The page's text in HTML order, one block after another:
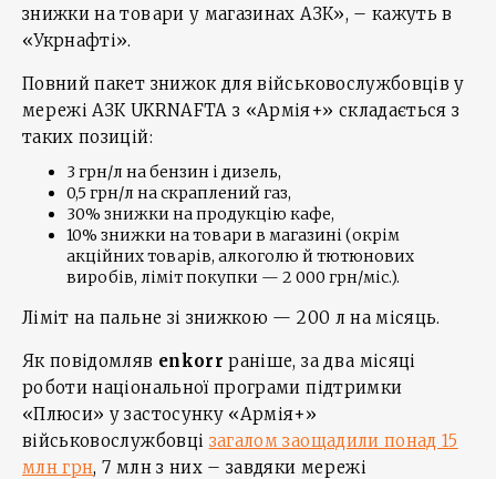
знижки на товари у магазинах АЗК», – кажуть в
«Укрнафті».
Повний пакет знижок для військовослужбовців у
мережі АЗК UKRNAFTA з «Армія+» складається з
таких позицій:
3 грн/л на бензин і дизель,
0,5 грн/л на скраплений газ,
30% знижки на продукцію кафе,
10% знижки на товари в магазині (окрім
акційних товарів, алкоголю й тютюнових
виробів, ліміт покупки — 2 000 грн/міс.).
Ліміт на пальне зі знижкою — 200 л на місяць.
Як повідомляв enkorr раніше, за два місяці
роботи національної програми підтримки
«Плюси» у застосунку «Армія+»
військовослужбовці загалом заощадили понад 15
млн грн, 7 млн з них – завдяки мережі